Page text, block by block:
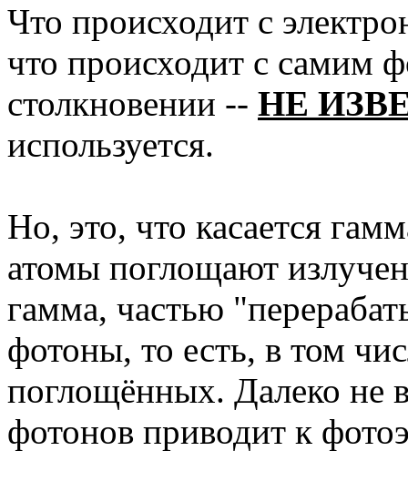
Что происходит с
что происходит с самим
столкновении -- НЕ
используется.
Но, это, что касается
атомы поглощают
гамма, частью
фотоны, то есть, в том
поглощённых. Далеко не
фотонов приводит к